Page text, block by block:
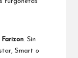
Farizon . Sin
Smart o